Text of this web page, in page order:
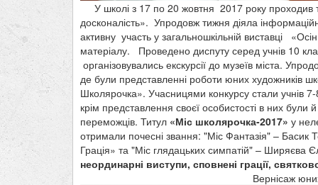
У школі з 17 по 20 жовтня 2017 року проходив
досконалість». Упродовж тижня діяла
активну участь у загальношкільній виставці
матеріалу. Проведено диспуту серед учнів 10
організовувались екскурсії до музеїв міста.
де були представленні роботи юних художників
Школярочка». Учасницями конкурсу стали учнів
крім представлення своєї особистості в них були
переможців. Титул «Міс школярочка-2017» у
отримали почесні звання: "Міс Фантазія" – Басик
Грація» та "Міс глядацьких симпатій" – Ширяєва
неординарні виступи, сповнені грації,
Вернісаж